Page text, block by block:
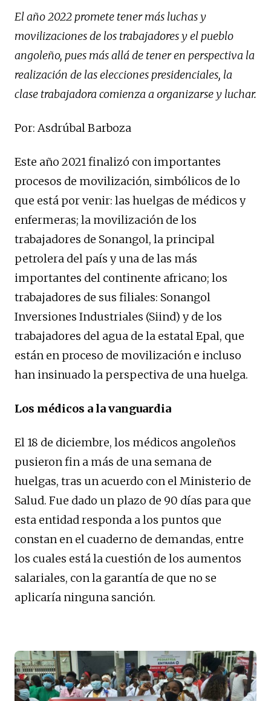
El año 2022 promete tener más luchas y
movilizaciones de los trabajadores y el pueblo
angoleño, pues más allá de tener en perspectiva la
realización de las elecciones presidenciales, la
clase trabajadora comienza a organizarse y luchar.
Por: Asdrúbal Barboza
Este año 2021 finalizó con importantes
procesos de movilización, simbólicos de lo
que está por venir: las huelgas de médicos y
enfermeras; la movilización de los
trabajadores de Sonangol, la principal
petrolera del país y una de las más
importantes del continente africano; los
trabajadores de sus filiales: Sonangol
Inversiones Industriales (Siind) y de los
trabajadores del agua de la estatal Epal, que
están en proceso de movilización e incluso
han insinuado la perspectiva de una huelga.
Los médicos a la vanguardia
El 18 de diciembre, los médicos angoleños
pusieron fin a más de una semana de
huelgas, tras un acuerdo con el Ministerio de
Salud. Fue dado un plazo de 90 días para que
esta entidad responda a los puntos que
constan en el cuaderno de demandas, entre
los cuales está la cuestión de los aumentos
salariales, con la garantía de que no se
aplicaría ninguna sanción.